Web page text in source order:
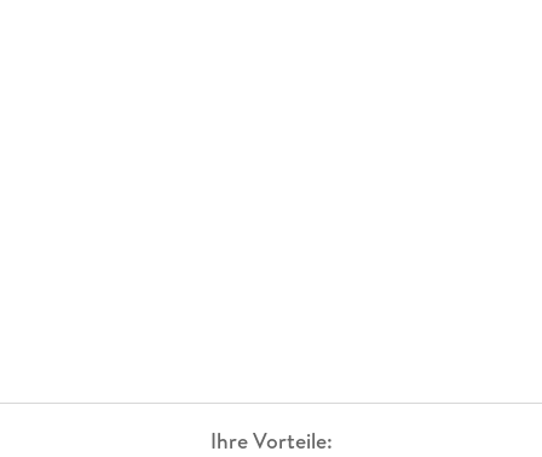
Ihre Vorteile: